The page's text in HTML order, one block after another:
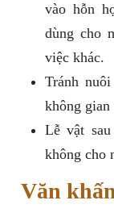
vào hỗn
dùng cho
việc khác.
Tránh
không
Lễ vật
không cho
Văn